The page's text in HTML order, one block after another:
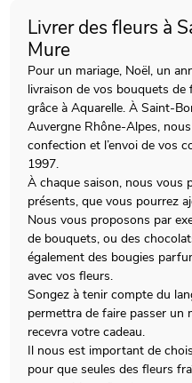
Livrer des fleurs à
Mure
Pour un mariage, Noël, un
livraison de vos bouquets
grâce à Aquarelle. À Saint-
Auvergne Rhône-Alpes,
confection et l’envoi de vos
1997.
À chaque saison, nous vous
présents, que vous pourrez
Nous vous proposons par
de bouquets, ou des
également des bougies
avec vos fleurs.
Songez à tenir compte du
permettra de faire passer un
recevra votre cadeau.
Il nous est important de
pour que seules des fleurs